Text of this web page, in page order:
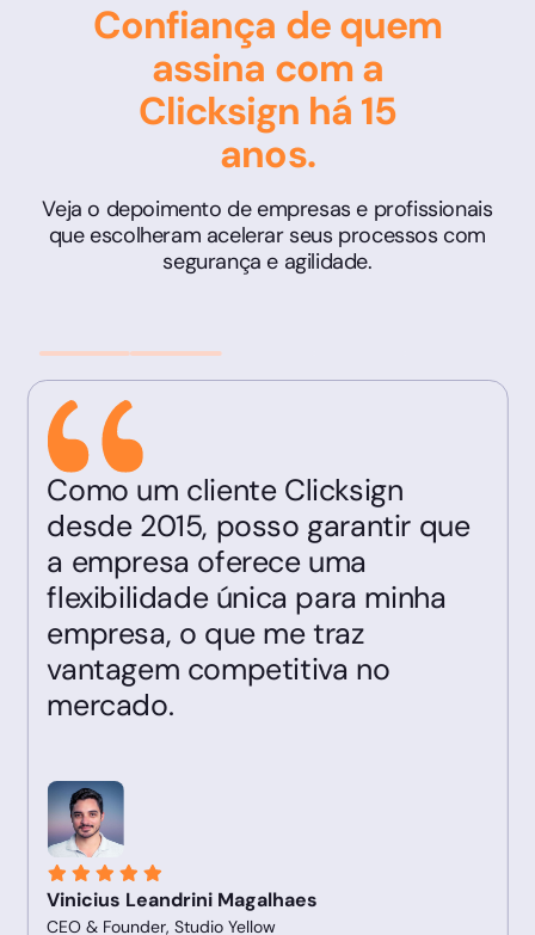
Confiança de quem
assina com a
Clicksign há 15
anos.
Veja o depoimento de empresas e profissionais
que escolheram acelerar seus processos com
segurança e agilidade.
Como um cliente Clicksign
desde 2015, posso garantir que
a empresa oferece uma
flexibilidade única para minha
empresa, o que me traz
vantagem competitiva no
mercado.
Vinicius Leandrini Magalhaes
CEO & Founder, Studio Yellow